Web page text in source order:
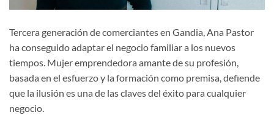
Tercera generación de comerciantes en Gandia, Ana Pastor
ha conseguido adaptar el negocio familiar a los nuevos
tiempos. Mujer emprendedora amante de su profesión,
basada en el esfuerzo y la formación como premisa, defiende
que la ilusión es una de las claves del éxito para cualquier
negocio.